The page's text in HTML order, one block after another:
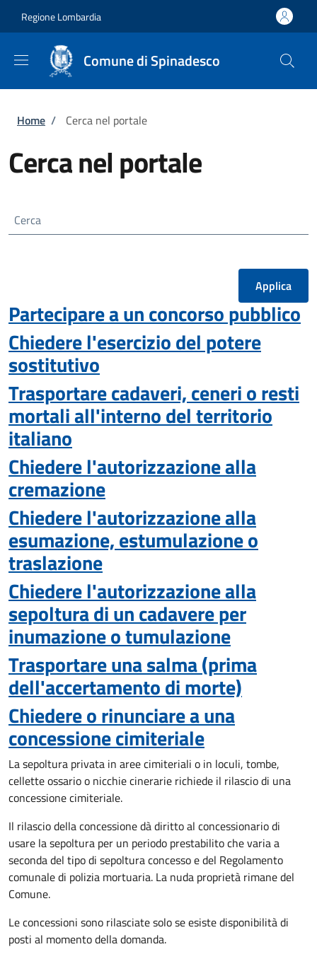
Regione Lombardia
Comune di Spinadesco
Briciole di pane
Home / Cerca nel portale
Cerca nel portale
Cerca
Partecipare a un concorso pubblico
Chiedere l'esercizio del potere
sostitutivo
Trasportare cadaveri, ceneri o resti
mortali all'interno del territorio
italiano
Chiedere l'autorizzazione alla
cremazione
Chiedere l'autorizzazione alla
esumazione, estumulazione o
traslazione
Chiedere l'autorizzazione alla
sepoltura di un cadavere per
inumazione o tumulazione
Trasportare una salma (prima
dell'accertamento di morte)
Chiedere o rinunciare a una
concessione cimiteriale
La sepoltura privata in aree cimiteriali o in loculi, tombe,
cellette ossario o nicchie cinerarie richiede il rilascio di una
concessione cimiteriale.
Il rilascio della concessione dà diritto al concessionario di
usare la sepoltura per un periodo prestabilito che varia a
seconda del tipo di sepoltura concesso e del Regolamento
comunale di polizia mortuaria. La nuda proprietà rimane del
Comune.
Le concessioni sono rilasciate solo se esiste disponibilità di
posti al momento della domanda.